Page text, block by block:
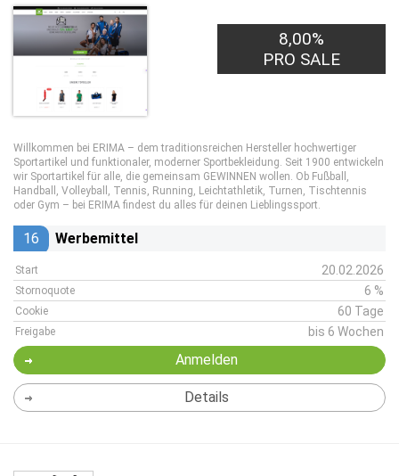
8,00%
PRO SALE
Willkommen bei ERIMA – dem traditionsreichen Hersteller hochwertiger
Sportartikel und funktionaler, moderner Sportbekleidung. Seit 1900 entwickeln
wir Sportartikel für alle, die gemeinsam GEWINNEN wollen. Ob Fußball,
Handball, Volleyball, Tennis, Running, Leichtathletik, Turnen, Tischtennis
oder Gym – bei ERIMA findest du alles für deinen Lieblingssport.
16 Werbemittel
Start 20.02.2026
Stornoquote 6 %
Cookie 60 Tage
Freigabe bis 6 Wochen
Anmelden
Details